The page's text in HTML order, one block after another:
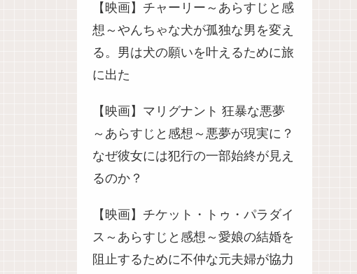
【映画】チャーリー～あらすじと感
想～やんちゃな犬が孤独な男を変え
る。男は犬の願いを叶えるために旅
に出た
【映画】マリグナント 狂暴な悪夢
～あらすじと感想～悪夢が現実に？
なぜ彼女には犯行の一部始終が見え
るのか？
【映画】チケット・トゥ・パラダイ
ス～あらすじと感想～愛娘の結婚を
阻止するために不仲な元夫婦が協力